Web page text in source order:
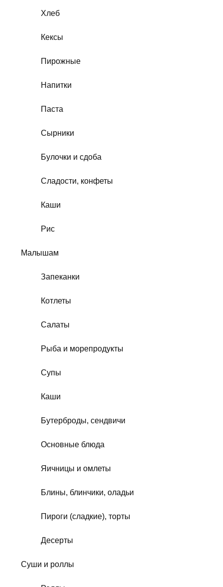
Хлеб
Кексы
Пирожные
Напитки
Паста
Сырники
Булочки и сдоба
Сладости, конфеты
Каши
Рис
Малышам
Запеканки
Котлеты
Салаты
Рыба и морепродукты
Супы
Каши
Бутерброды, сендвичи
Основные блюда
Яичницы и омлеты
Блины, блинчики, оладьи
Пироги (сладкие), торты
Десерты
Суши и роллы